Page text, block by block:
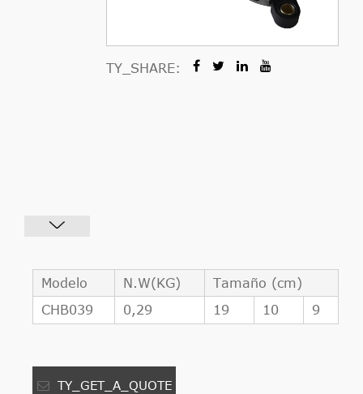
TY_SHARE:
Modelo N.W(KG)
Tamaño (cm)
CHB039
0,29 19 10 9
TY_GET_A_QUOTE